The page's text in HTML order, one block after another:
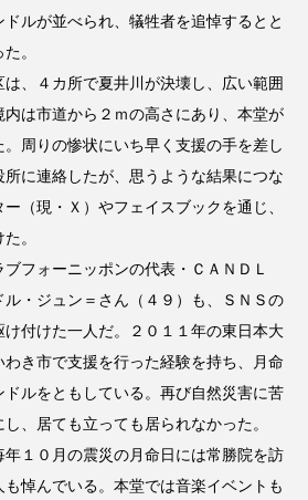
ルが並べられ、犠牲者を追悼するとと
。
、４カ所で夏井川が決壊し、広い範囲
は市道から２ｍの高さにあり、本堂が
周りの惨状にいち早く支援の手を差し
に連絡したが、思うような結果につな
（現・Ｘ）やフェイスブックを通じ、
。
フォーニッポンの代表・ＣＡＮＤＬ
・ジュン＝さん（４９）も、ＳＮＳの
付けた一人だ。２０１１年の東日本大
き市で支援を行った経験を持ち、月命
ドルをともしている。再び自然災害に苦
、居ても立っても居られなかった。
１０月の震災の月命日には常勝院を訪
悼んでいる。本堂では音楽イベントも